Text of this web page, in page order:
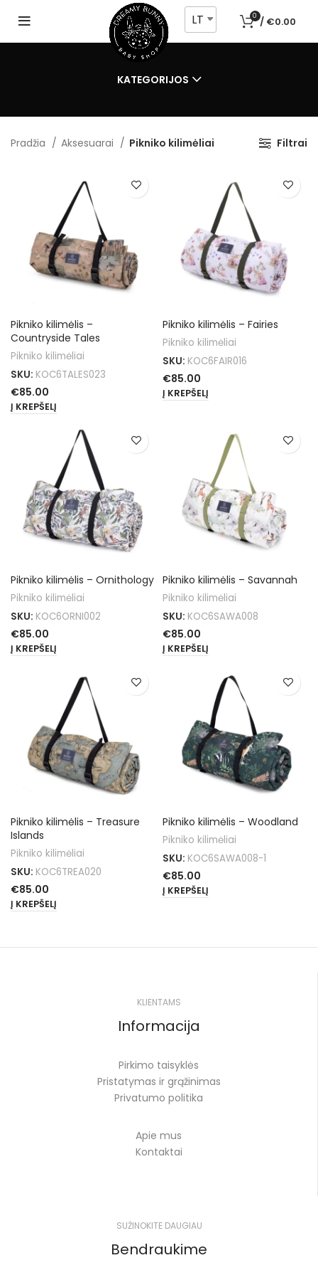
LT 0 / €0.00
KATEGORIJOS
Pradžia Aksesuarai Pikniko kilimėliai Filtrai
Pikniko kilimėlis –
Countryside Tales
Pikniko kilimėliai
SKU: KOC6TALES023
€85.00
Į KREPŠELĮ
Pikniko kilimėlis – Fairies
Pikniko kilimėliai
SKU: KOC6FAIR016
€85.00
Į KREPŠELĮ
Pikniko kilimėlis – Ornithology
Pikniko kilimėliai
SKU: KOC6ORNI002
€85.00
Į KREPŠELĮ
Pikniko kilimėlis – Savannah
Pikniko kilimėliai
SKU: KOC6SAWA008
€85.00
Į KREPŠELĮ
Pikniko kilimėlis – Treasure
Islands
Pikniko kilimėliai
SKU: KOC6TREA020
€85.00
Į KREPŠELĮ
Pikniko kilimėlis – Woodland
Pikniko kilimėliai
SKU: KOC6SAWA008-1
€85.00
Į KREPŠELĮ
KLIENTAMS
Informacija
Pirkimo taisyklės
Pristatymas ir grąžinimas
Privatumo politika
Apie mus
Kontaktai
SUŽINOKITE DAUGIAU
Bendraukime